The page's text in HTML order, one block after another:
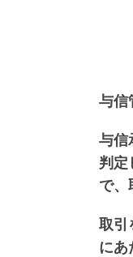
与信
与信
判定
で、
取引
にあ